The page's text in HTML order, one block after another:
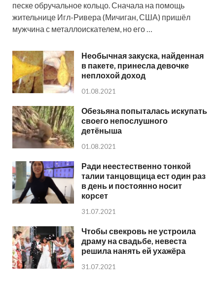
песке обручальное кольцо. Сначала на помощь
жительнице Игл-Ривера (Мичиган, США) пришёл
мужчина с металлоискателем, но его …
Необычная закуска, найденная
в пакете, принесла девочке
неплохой доход
01.08.2021
Обезьяна попыталась искупать
своего непослушного
детёныша
01.08.2021
Ради неестественно тонкой
талии танцовщица ест один раз
в день и постоянно носит
корсет
31.07.2021
Чтобы свекровь не устроила
драму на свадьбе, невеста
решила нанять ей ухажёра
31.07.2021